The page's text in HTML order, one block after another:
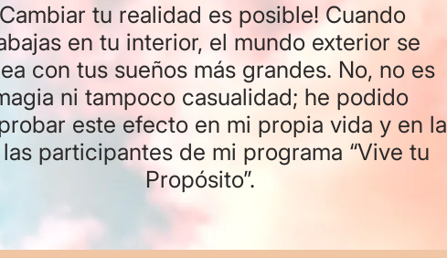
tu realidad es posible! Cuando
en tu interior, el mundo exterior se
con tus sueños más grandes. No, no es
ni tampoco casualidad; he podido
este efecto en mi propia vida y en la
participantes de mi programa “Vive tu
Propósito”.